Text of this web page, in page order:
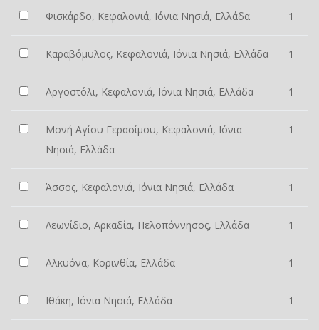
Φισκάρδο, Κεφαλονιά, Ιόνια Νησιά, Ελλάδα 1
Καραβόμυλος, Κεφαλονιά, Ιόνια Νησιά, Ελλάδα 1
Αργοστόλι, Κεφαλονιά, Ιόνια Νησιά, Ελλάδα 1
Μονή Αγίου Γερασίμου, Κεφαλονιά, Ιόνια
Νησιά, Ελλάδα
1
Άσσος, Κεφαλονιά, Ιόνια Νησιά, Ελλάδα 1
Λεωνίδιο, Αρκαδία, Πελοπόννησος, Ελλάδα 1
Αλκυόνα, Κορινθία, Ελλάδα 1
Ιθάκη, Ιόνια Νησιά, Ελλάδα 1